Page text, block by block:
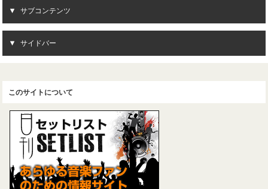
サブコンテンツ
サイドバー
このサイトについて